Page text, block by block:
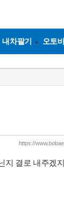
내차팔기 오토
https://
지 결로 내주겠지